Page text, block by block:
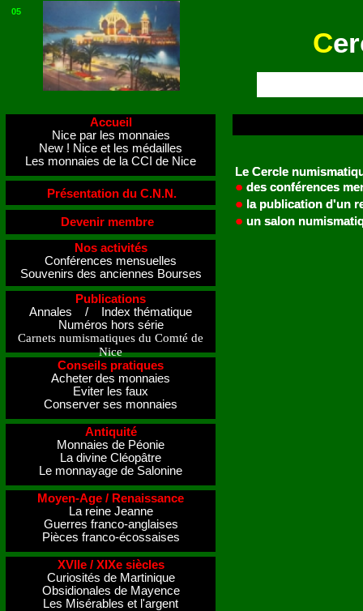
C
05
Le Cercle
● des conférences
● la publication d'un
● un salon
Le Cercle
● des conférences
● la publication d'un
● un salon
Nos activités
Conférences mensuelles
Souvenirs des anciennes Bourses
Présentation du C.N.N.
Conseils pratiques
Acheter des monnaies
Eviter les faux
Conserver ses monnaies
Accueil
Nice par les monnaies
New ! Nice et les médailles
Les monnaies de la CCI de Nice
Antiquité
Monnaies de Péonie
La divine Cléopâtre
Le monnayage de Salonine
Moyen-Age / Renaissance
La reine Jeanne
Guerres franco-anglaises
Pièces franco-écossaises
XVIIe / XIXe siècles
Curiosités de Martinique
Obsidionales de Mayence
Les Misérables et l'argent
Devenir membre
Publications
Annales / Index thématique
Numéros hors série
Carnets numismatiques du Comté de
Nice